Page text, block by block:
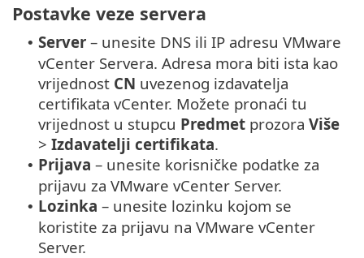
Postavke veze servera
• Server – unesite DNS ili IP adresu VMware
vCenter Servera. Adresa mora biti ista kao
vrijednost CN uvezenog izdavatelja
certifikata vCenter. Možete pronaći tu
vrijednost u stupcu Predmet prozora Više
> Izdavatelji certifikata.
• Prijava – unesite korisničke podatke za
prijavu za VMware vCenter Server.
• Lozinka – unesite lozinku kojom se
koristite za prijavu na VMware vCenter
Server.